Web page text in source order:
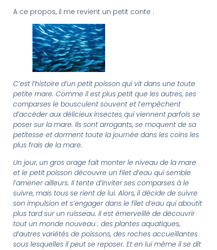
A ce propos, il me revient un petit conte :
C’est l’histoire d’un petit poisson qui vit dans une toute
petite mare. Comme il est plus petit que les autres, ses
comparses le bousculent souvent et l’empêchent
d’accéder aux délicieux insectes qui viennent parfois se
poser sur la mare. Ils sont arrogants, se moquent de sa
petitesse et dorment toute la journée dans les coins les
plus frais de la mare.
Un jour, un gros orage fait monter le niveau de la mare
et le petit poisson découvre un filet d’eau qui semble
l’amener ailleurs. Il tente d’inviter ses comparses à le
suivre, mais tous se rient de lui. Alors, il décide de suivre
son impulsion et s’engager dans le filet d’eau qui aboutit
plus tard sur un ruisseau. Il est émerveillé de découvrir
tout un monde nouveau : des plantes aquatiques,
d’autres variétés de poissons, des roches accueillantes
sous lesquelles il peut se reposer. Et en lui même il se dit